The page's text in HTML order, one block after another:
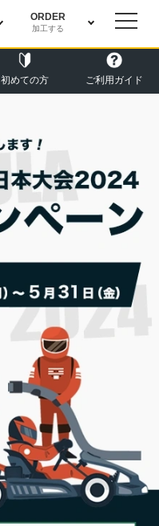
ORDER
加工する
初めての方 ご利用ガイド